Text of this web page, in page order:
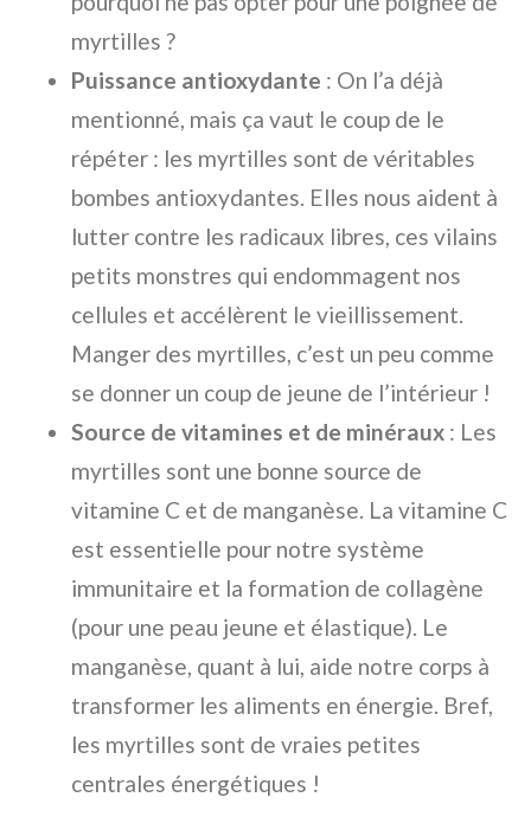
myrtilles ?
Puissance antioxydante : On l’a déjà
mentionné, mais ça vaut le coup de le
répéter : les myrtilles sont de véritables
bombes antioxydantes. Elles nous aident à
lutter contre les radicaux libres, ces vilains
petits monstres qui endommagent nos
cellules et accélèrent le vieillissement.
Manger des myrtilles, c’est un peu comme
se donner un coup de jeune de l’intérieur !
Source de vitamines et de minéraux : Les
myrtilles sont une bonne source de
vitamine C et de manganèse. La vitamine C
est essentielle pour notre système
immunitaire et la formation de collagène
(pour une peau jeune et élastique). Le
manganèse, quant à lui, aide notre corps à
transformer les aliments en énergie. Bref,
les myrtilles sont de vraies petites
centrales énergétiques !